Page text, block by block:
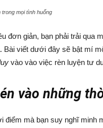
mọi tình huống
đơn giản, bạn phải trải qua
. Bài viết dưới đây sẽ bật mí
vào vào việc rèn luyện tư
vào những
điểm mà bạn suy nghĩ